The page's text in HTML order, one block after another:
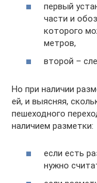
первый
части и
которого
метров,
второй –
Но при наличии
ей, и выясняя,
пешеходного
наличием разметки:
если есть
нужно